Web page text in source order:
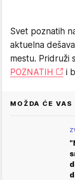
Svet poznatih
aktuelna
mestu. Pridruži
POZNATIH
i
MOŽDA ĆE